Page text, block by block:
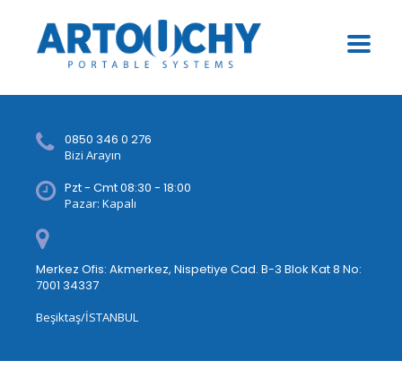
0850 346 0 276
Bizi Arayın
Pzt - Cmt 08:30 - 18:00
Pazar: Kapalı
Merkez Ofis: Akmerkez, Nispetiye Cad. B-3 Blok Kat 8 No:
7001 34337
Beşiktaş/İSTANBUL